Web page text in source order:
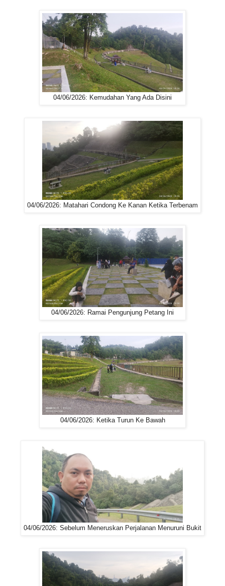
04/06/2026: Kemudahan Yang Ada Disini
04/06/2026: Matahari Condong Ke Kanan Ketika Terbenam
04/06/2026: Ramai Pengunjung Petang Ini
04/06/2026: Ketika Turun Ke Bawah
04/06/2026: Sebelum Meneruskan Perjalanan Menuruni Bukit